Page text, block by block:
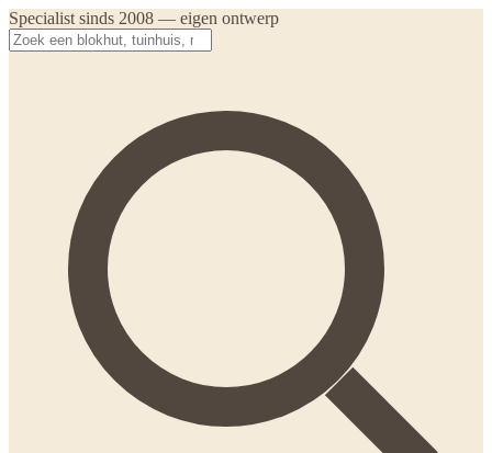
Specialist sinds 2008 — eigen ontwerp